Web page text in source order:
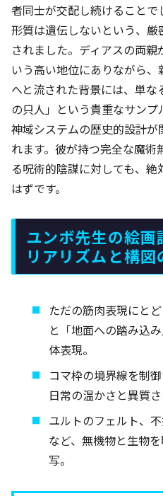
者同士が交配し続けること
形質は遺伝しないという、
されました。ディアスの両
いう高い地位にありながら
へと流された背景には、単
の只人」という貴重なサンプ
神域システムの歴史的設計
れます。彼が持つ完全な魔
る呪術的陰謀に対しても、
はずです。
ユンボ先生の絵
リアリズムと構図
ただの筋肉表現にと
と「地面への踏み込
体表現。
コマ枠の境界線を制
日常の温かさと異質
ユルトのフェルト、
など、無機物と生物
写。